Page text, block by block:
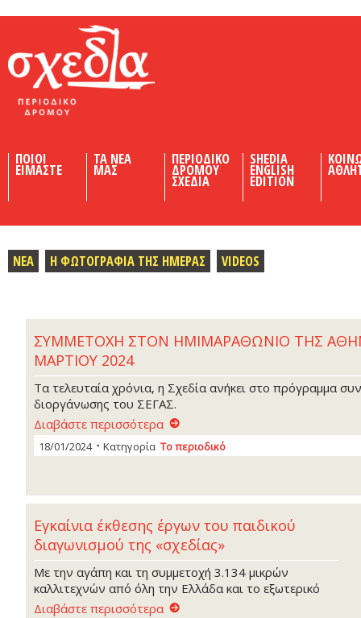
ΠΟΙΟΙ
ΕΙΜΑΣΤΕ
ΤΑ ΝΕΑ
ΜΑΣ
ΠΕΡΙΟΔΙΚΟ
ΔΡΟΜΟΥ
ΣΧΕΔΙΑ
SHEDIA
ENGLISH
EDITION
ΝΕΑ Η ΦΩΤΟΓΡΑΦΙΑ ΤΗΣ ΗΜΕΡΑΣ VIDEOS
ΣΥΜΜΕΤΟΧΗ ΣΤΟΝ ΗΜΙΜΑΡΑΘΩΝΙΟ ΤΗΣ
ΜΑΡΤΙΟΥ 2024
Τα τελευταία χρόνια, η Σχεδία ανήκει στο πρόγραμμα
διοργάνωσης του ΣΕΓΑΣ.
Διαβάστε περισσότερα
18/01/2024 Κατηγορία Το περιοδικό
Εγκαίνια έκθεσης έργων του παιδικού
διαγωνισμού της «σχεδίας»
Με την αγάπη και τη συμμετοχή 3.134 μικρών
καλλιτεχνών από όλη την Ελλάδα και το εξωτερικό
Διαβάστε περισσότερα